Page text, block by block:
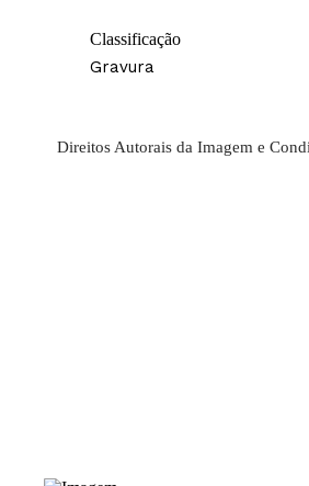
Classificação
Gravura
Direitos Autorais da Imagem e